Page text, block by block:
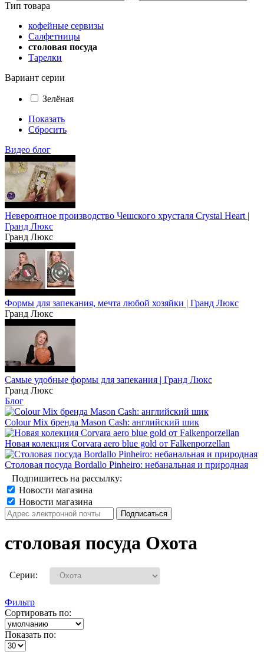
Тип товара
кофейные сервизы
Салфетницы
столовая посуда
Тарелки
Вариант серии
Зелёная
Показать
Сбросить
Видео блог
Невероятное производство Чешского хрусталя Crystal Heart |
Гранд Люкс
Гранд Люкс
Формы для запекания, мечта любой хозяйки | Гранд Люкс
Гранд Люкс
Самые удобные формы для запекания | Гранд Люкс
Гранд Люкс
Блог
Colour Mix бренда Mason Cash: английский шик
Новая колекция Corvara aero blue gold от Falkenporzellan
Столовая посуда Bordallo Pinheiro: небанальная и природная
Подпишитесь на рассылку:
Новости магазина
Новости магазина
столовая посуда Охота
Серии:
Фильтр
Сортировать по:
Показать по: